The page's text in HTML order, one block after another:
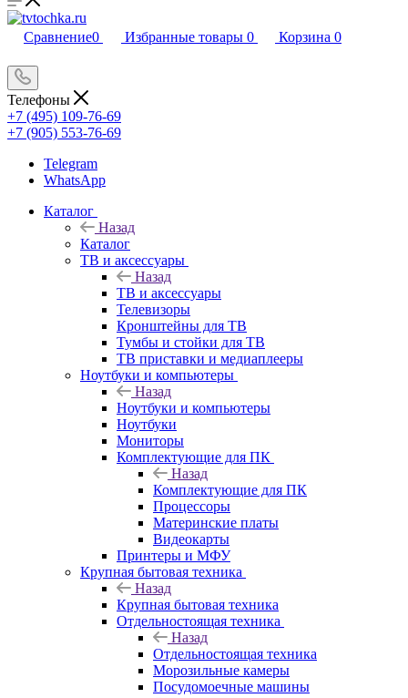
Сравнение0 Избранные товары 0 Корзина 0
Телефоны
+7 (495) 109-76-69
+7 (905) 553-76-69
Telegram
WhatsApp
Каталог
Назад
Каталог
ТВ и аксессуары
Назад
ТВ и аксессуары
Телевизоры
Кронштейны для ТВ
Тумбы и стойки для ТВ
ТВ приставки и медиаплееры
Ноутбуки и компьютеры
Назад
Ноутбуки и компьютеры
Ноутбуки
Мониторы
Комплектующие для ПК
Назад
Комплектующие для ПК
Процессоры
Материнские платы
Видеокарты
Принтеры и МФУ
Крупная бытовая техника
Назад
Крупная бытовая техника
Отдельностоящая техника
Назад
Отдельностоящая техника
Морозильные камеры
Посудомоечные машины